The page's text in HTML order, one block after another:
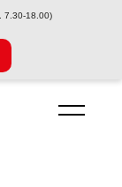
7.30-18.00)